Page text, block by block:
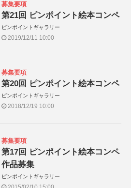
募集要項
第21回 ピンポイント絵本コンペ
ピンポイントギャラリー
2019/12/11 10:00
募集要項
第20回 ピンポイント絵本コンペ
ピンポイントギャラリー
2018/12/19 10:00
募集要項
第17回 ピンポイント絵本コンペ
作品募集
ピンポイントギャラリー